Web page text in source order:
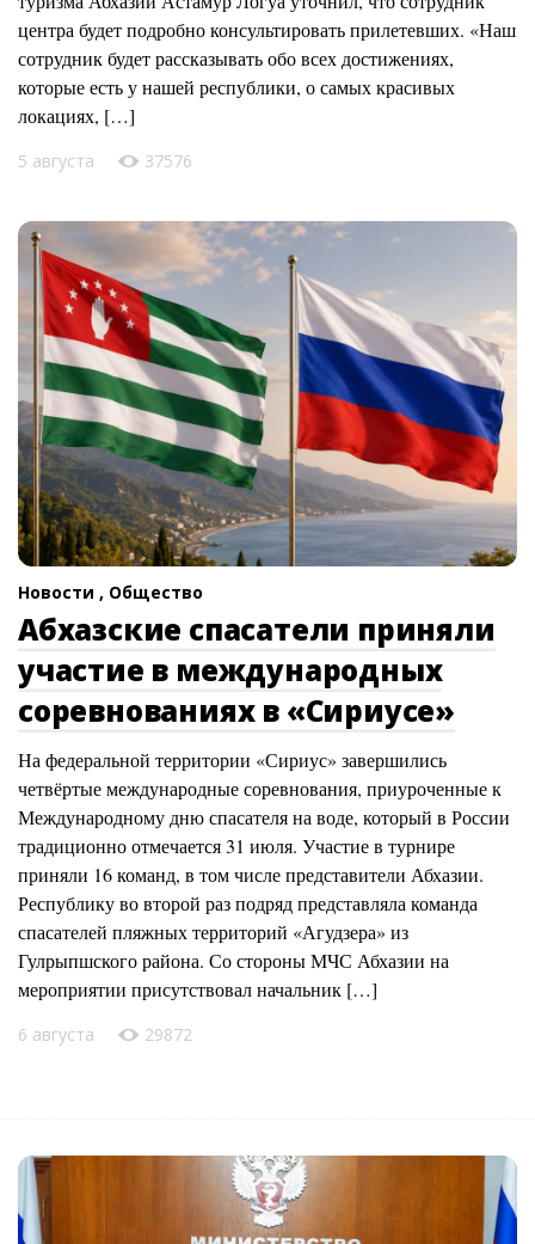
центра будет подробно консультировать прилетевших. «Наш
сотрудник будет рассказывать обо всех достижениях,
которые есть у нашей республики, о самых красивых
локациях, […]
5 августа 37576
Новости , Общество
Абхазские спасатели приняли
участие в международных
соревнованиях в «Сириусе»
На федеральной территории «Сириус» завершились
четвёртые международные соревнования, приуроченные к
Международному дню спасателя на воде, который в России
традиционно отмечается 31 июля. Участие в турнире
приняли 16 команд, в том числе представители Абхазии.
Республику во второй раз подряд представляла команда
спасателей пляжных территорий «Агудзера» из
Гулрыпшского района. Со стороны МЧС Абхазии на
мероприятии присутствовал начальник […]
6 августа 29872